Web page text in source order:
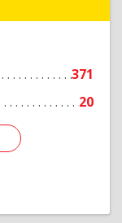
371
20